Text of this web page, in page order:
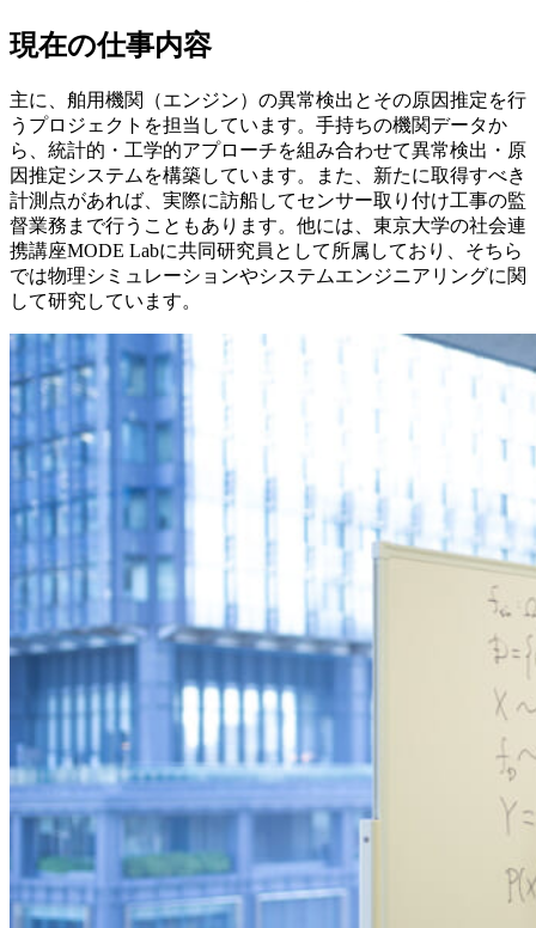
現在の仕事内容
主に、舶用機関（エンジン）の異常検出とその原因推定を行
うプロジェクトを担当しています。手持ちの機関データか
ら、統計的・工学的アプローチを組み合わせて異常検出・原
因推定システムを構築しています。また、新たに取得すべき
計測点があれば、実際に訪船してセンサー取り付け工事の監
督業務まで行うこともあります。他には、東京大学の社会連
携講座MODE Labに共同研究員として所属しており、そちら
では物理シミュレーションやシステムエンジニアリングに関
して研究しています。